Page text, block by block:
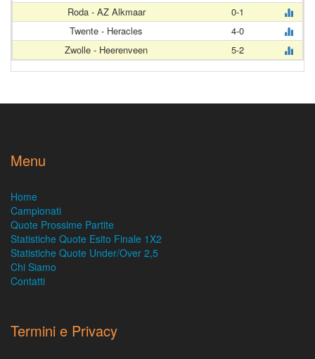
Roda - AZ Alkmaar
0-1
Twente - Heracles
4-0
Zwolle - Heerenveen
5-2
Menu
Home
Campionati
Quote Prossime Partite
Statistiche Quote Esito Finale 1X2
Statistiche Quote Under/Over 2,5
Chi Siamo
Contatti
Termini e Privacy